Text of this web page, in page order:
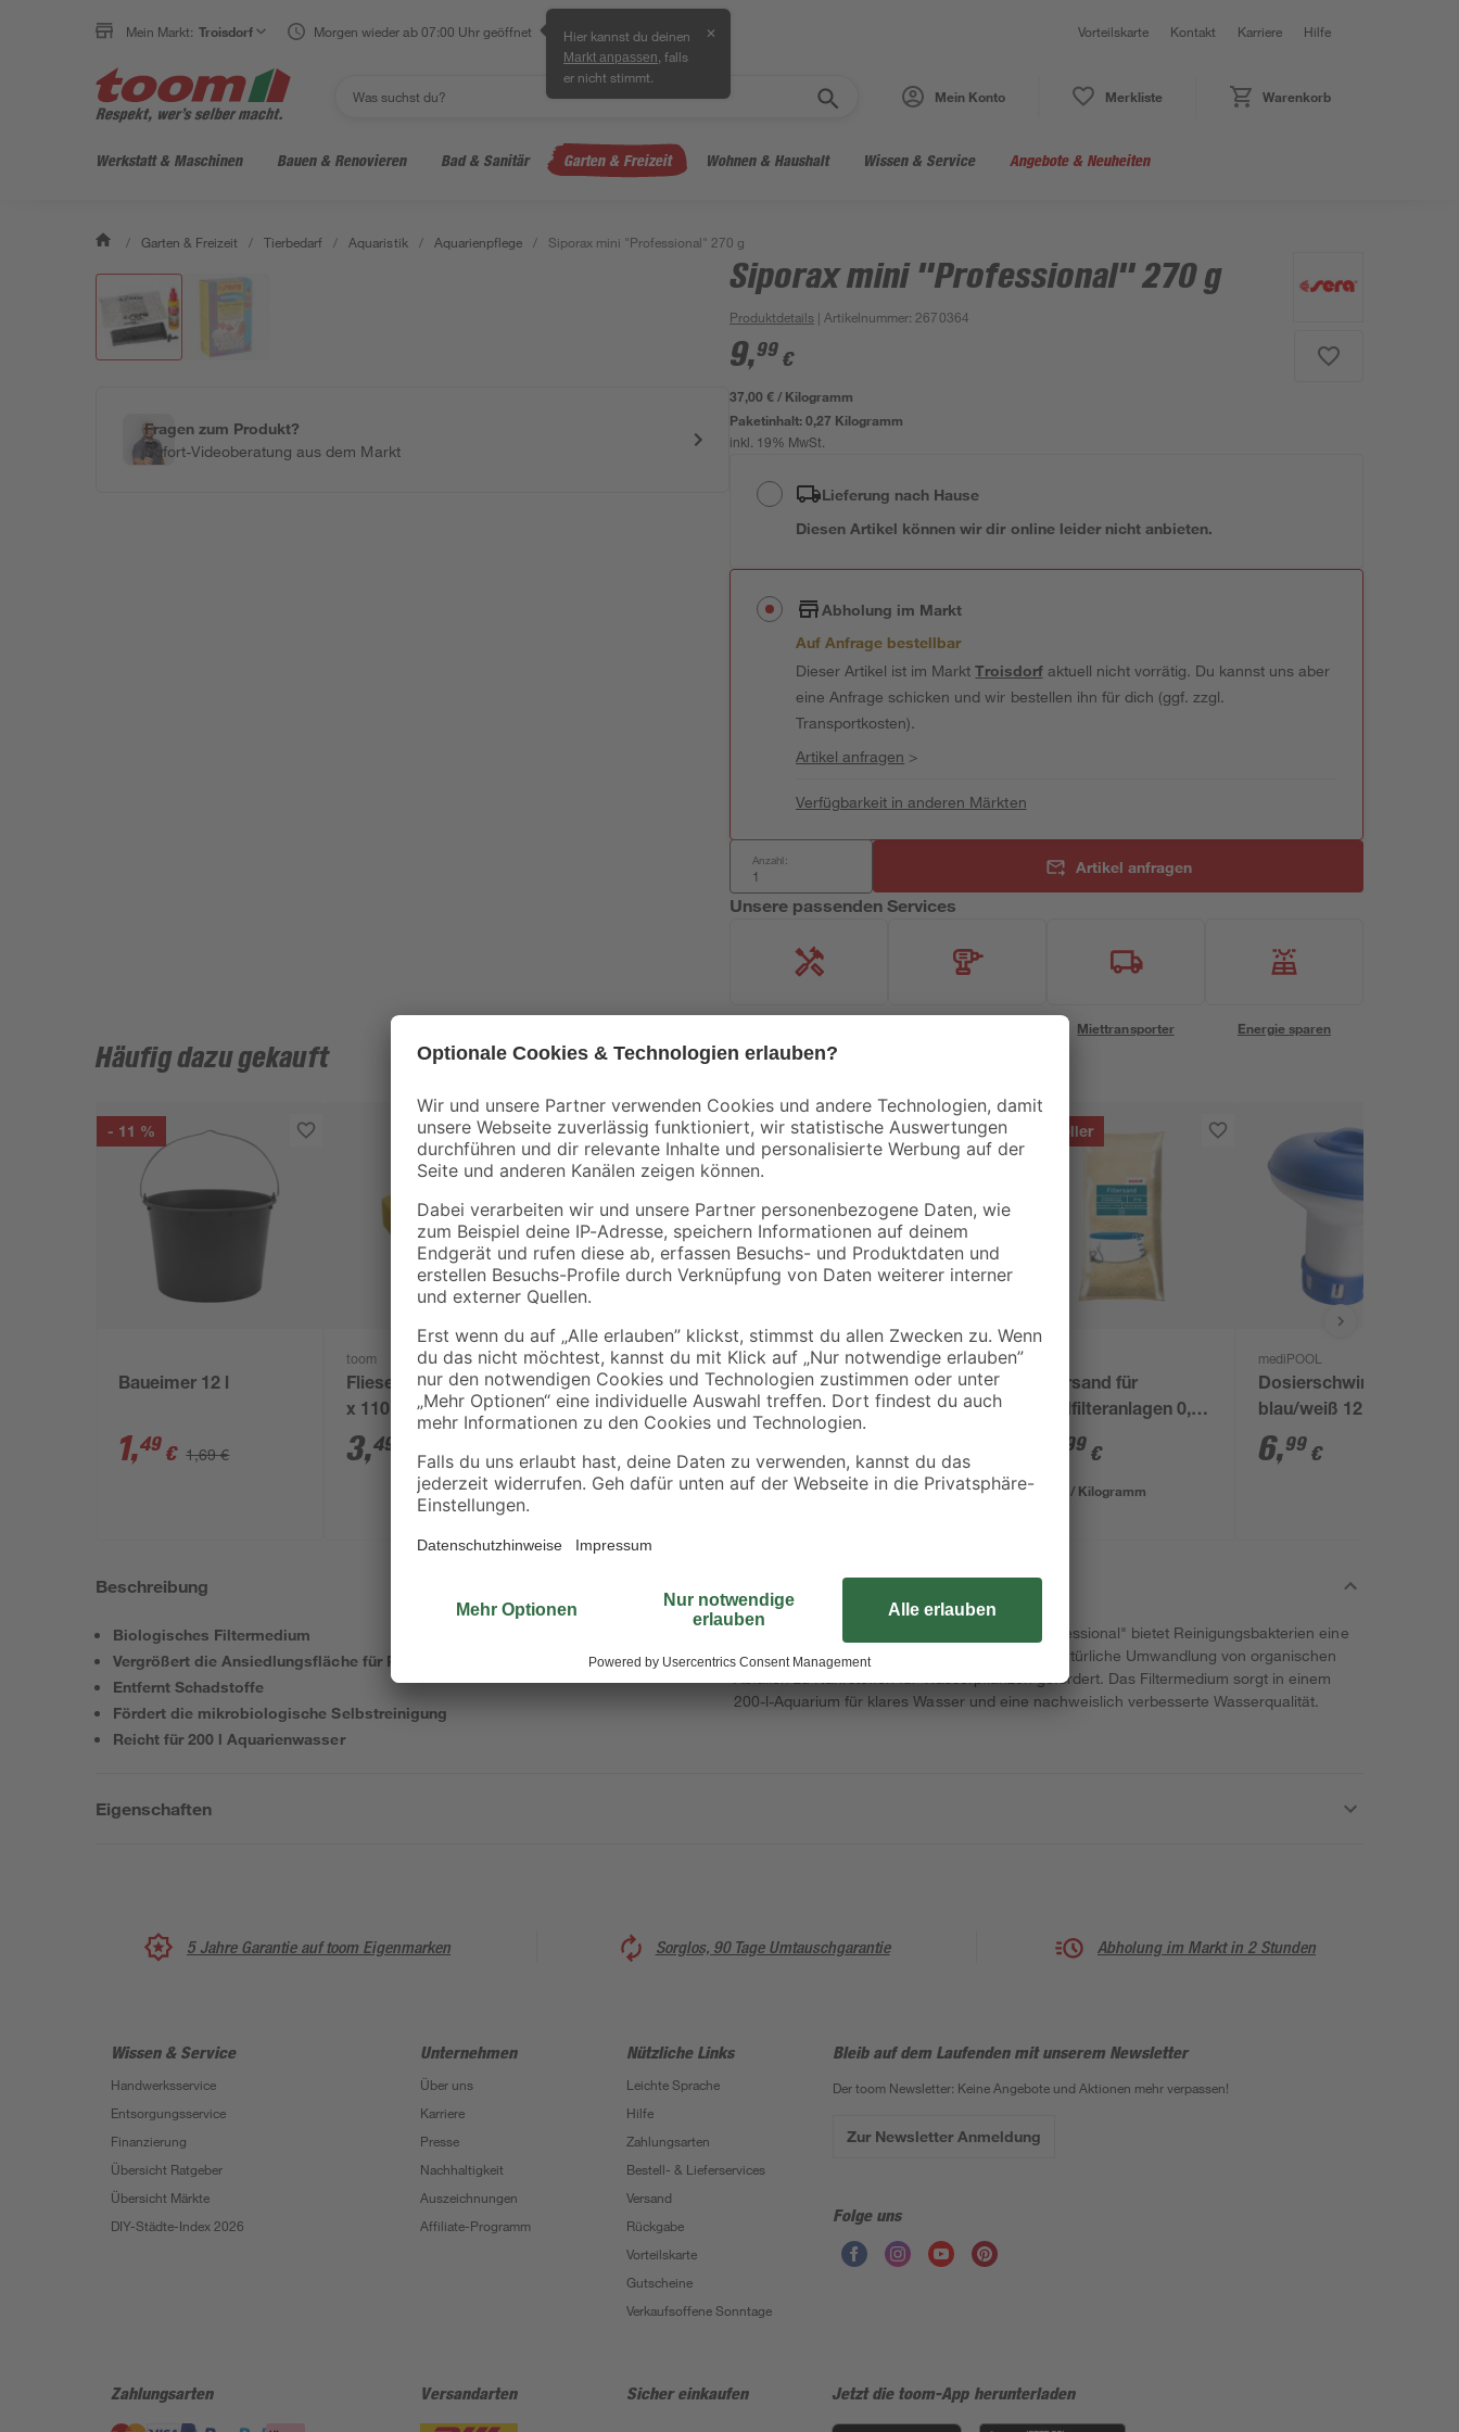
Mein Markt: Troisdorf Morgen wieder ab 07:00 Uhr geöffnet Hier kannst du deinen
Markt anpassen , falls
er nicht stimmt.
✕ Vorteilskarte Kontakt Karriere Hilfe
Mein Konto Merkliste Warenkorb
Werkstatt & Maschinen Bauen & Renovieren Bad & Sanitär Garten & Freizeit Wohnen & Haushalt Wissen & Service Angebote & Neuheiten
/ Garten & Freizeit / Tierbedarf / Aquaristik / Aquarienpflege / Siporax mini "Professional" 270 g
Fragen zum Produkt?
Sofort-Videoberatung aus dem Markt
Siporax mini "Professional" 270 g
Produktdetails | Artikelnummer: 2670364
9,99 €
37,00 € / Kilogramm
Paketinhalt:0,27 Kilogramm
inkl. 19% MwSt.
Lieferung nach Hause
Diesen Artikel können wir dir online leider nicht anbieten.
Abholung im Markt
Auf Anfrage bestellbar
Dieser Artikel ist im MarktTroisdorfaktuell nicht vorrätig. Du kannst uns aber
eine Anfrage schicken und wir bestellen ihn für dich (ggf. zzgl.
Transportkosten).
Artikel anfragen >
Verfügbarkeit in anderen Märkten
Anzahl: Artikel anfragen
Unsere passenden Services
Miettransporter Energie sparen
Häufig dazu gekauft
- 11 %
Baueimer 12 l
1,49 € 1,69 €
toom
Fliesenschwamm 165
x 110 x 65 mm
3,49
Bestseller
Knauf
Flexkleber 22 kg
25, €
1,18 € / Kilogramm
Mengenrabatt
B1
Fliesenkleber flexibel
25 kg
17, €
0,69 € / Kilogramm
Bestseller
Filtersand für
Sandfilteranlagen 0,7-
1,2 mm 25 kg
99 €
0,48 € / Kilogramm
mediPOOL
Dosierschwimmer
blau/weiß 12 x 12 cm,
für 20 g Tabs
6,99 €
Beschreibung
Biologisches Filtermedium
Vergrößert die Ansiedlungsfläche für Reinigungsbakterien
Entfernt Schadstoffe
Fördert die mikrobiologische Selbstreinigung
Reicht für 200 l Aquarienwasser
Der biologische Filtermedium Siporax mini "Professional" bietet Reinigungsbakterien eine
große Oberfläche zur Ansiedlung. So wird die natürliche Umwandlung von organischen
Abfällen zu Nährstoffen für Wasserpflanzen gefördert. Das Filtermedium sorgt in einem
200-l-Aquarium für klares Wasser und eine nachweislich verbesserte Wasserqualität.
Eigenschaften
5 Jahre Garantie auf toom Eigenmarken Sorglos, 90 Tage Umtauschgarantie Abholung im Markt in 2 Stunden
Wissen & Service
Handwerksservice
Entsorgungsservice
Finanzierung
Übersicht Ratgeber
Übersicht Märkte
DIY-Städte-Index 2026
Unternehmen
Über uns
Karriere
Presse
Nachhaltigkeit
Auszeichnungen
Affiliate-Programm
Nützliche Links
Leichte Sprache
Hilfe
Zahlungsarten
Bestell- & Lieferservices
Versand
Rückgabe
Vorteilskarte
Gutscheine
Verkaufsoffene Sonntage
Bleib auf dem Laufenden mit unserem Newsletter
Der toom Newsletter: Keine Angebote und Aktionen mehr verpassen!
Zur Newsletter Anmeldung
Folge uns
Zahlungsarten Versandarten Sicher einkaufen Jetzt die toom-App herunterladen